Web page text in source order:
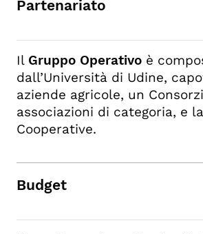
Partenariato
Il Gruppo Operativo è
dall’Università di Udine,
aziende agricole, un
associazioni di categoria, e
Cooperative.
Budget